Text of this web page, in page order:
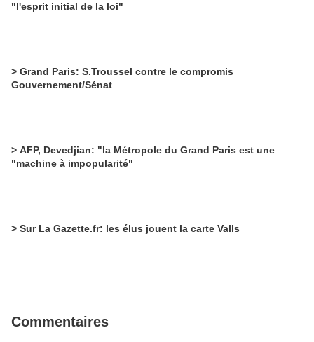
"l'esprit initial de la loi"
> Grand Paris: S.Troussel contre le compromis
Gouvernement/Sénat
> AFP, Devedjian: "la Métropole du Grand Paris est une
"machine à impopularité"
> Sur La Gazette.fr: les élus jouent la carte Valls
Commentaires